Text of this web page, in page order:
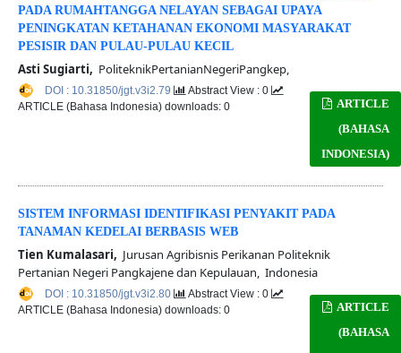
PADA RUMAHTANGGA NELAYAN SEBAGAI UPAYA
PENINGKATAN KETAHANAN EKONOMI MASYARAKAT
PESISIR DAN PULAU-PULAU KECIL
Asti Sugiarti, PoliteknikPertanianNegeriPangkep,
ARTICLE
(BAHASA
INDONESIA)
DOI : 10.31850/jgt.v3i2.79
Abstract View : 0
ARTICLE (Bahasa Indonesia) downloads: 0
SISTEM INFORMASI IDENTIFIKASI PENYAKIT PADA
TANAMAN KEDELAI BERBASIS WEB
Tien Kumalasari, Jurusan Agribisnis Perikanan Politeknik
Pertanian Negeri Pangkajene dan Kepulauan, Indonesia
ARTICLE
(BAHASA
DOI : 10.31850/jgt.v3i2.80
Abstract View : 0
ARTICLE (Bahasa Indonesia) downloads: 0